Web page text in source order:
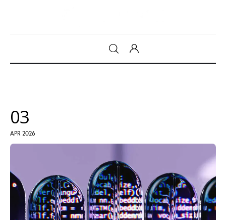
Web Log
03
APR 2026